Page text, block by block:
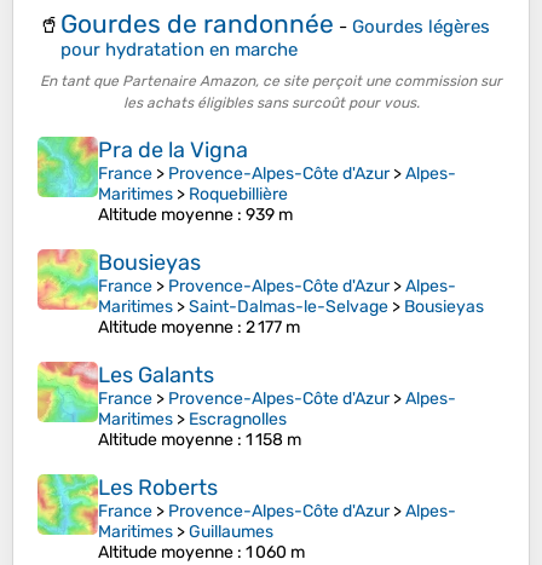
🥤 Gourdes de randonnée - Gourdes légères
pour hydratation en marche
En tant que Partenaire Amazon, ce site perçoit une commission sur
les achats éligibles sans surcoût pour vous.
Pra de la Vigna
France > Provence-Alpes-Côte d'Azur>Alpes-
Maritimes > Roquebillière
Altitude moyenne : 939 m
Bousieyas
France > Provence-Alpes-Côte d'Azur>Alpes-
Maritimes >Saint-Dalmas-le-Selvage > Bousieyas
Altitude moyenne : 2 177 m
Les Galants
France > Provence-Alpes-Côte d'Azur>Alpes-
Maritimes > Escragnolles
Altitude moyenne : 1 158 m
Les Roberts
France > Provence-Alpes-Côte d'Azur>Alpes-
Maritimes >Guillaumes
Altitude moyenne : 1 060 m